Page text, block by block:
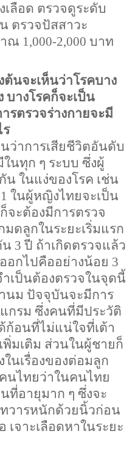
ลือด ตรวจดูระดับ
ตรวจปัสสาวะ
าณ 1,000-2,000 บาท
นจะเห็นว่าโรคบาง
างโรคก็จะเป็น
รตรวจร่างกายจะมี
ว่าการเสียชีวิตอันดับ
นทุก ๆ ระบบ ซึ่งผู้
ในแง่ของโรค เช่น
1 ในผู้หญิงไทยจะเป็น
จะต้องมีการตรวจ
มดลูกในระยะเริ่มแรก
น 3ปี ถ้าเกิดตรวจแล้ว
อกไปคืออย่างน้อย 3
เป็นต้องตรวจในจุดนี้
นม ปัจจุบันจะมีการ
กรม ซึ่งคนที่มีประวัติ
ก้อนที่ไม่แน่ใจที่เต้า
มเติม ส่วนในผู้ชายก็
นเรื่องของต่อมลูก
นไทยว่าในคนไทย
ที่อายุมาก ๆ ซึ่งจะ
วารหนักด้วยนิ้วก่อน
จาะเลือดหาในระยะ